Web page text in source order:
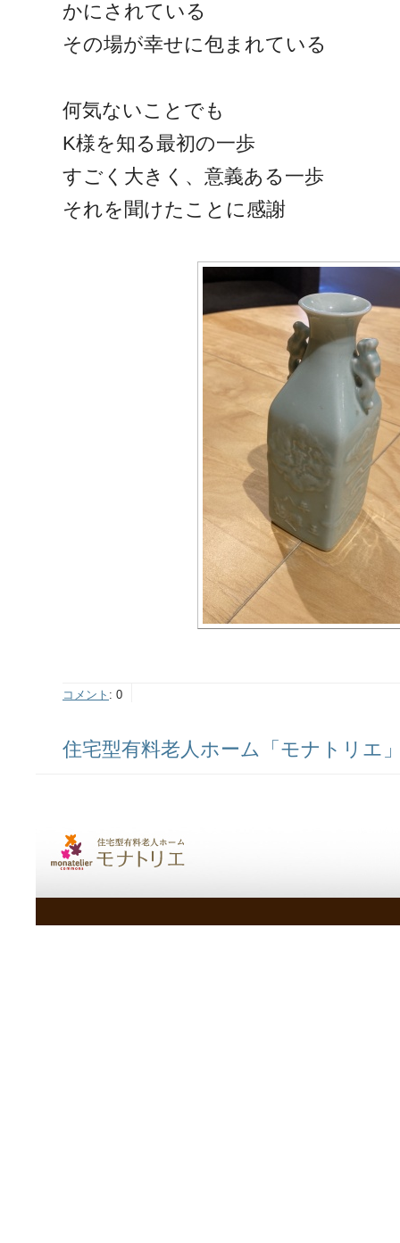
かにされている
その場が幸せに包まれている
何気ないことでも
K様を知る最初の一歩
すごく大きく、意義ある一歩
それを聞けたことに感謝
コメント : 0
住宅型有料老人ホーム「モナトリエ